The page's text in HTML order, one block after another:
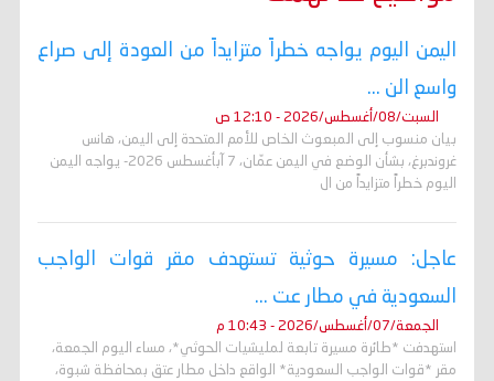
اليمن اليوم يواجه خطراً متزايداً من العودة إلى صراع
واسع الن ...
السبت/08/أغسطس/2026 - 12:10 ص
بيان منسوب إلى المبعوث الخاص للأمم المتحدة إلى اليمن، هانس
غروندبرغ، بشأن الوضع في اليمن عمّان، 7 آبأغسطس 2026- يواجه اليمن
اليوم خطراً متزايداً من ال
عاجل: مسيرة حوثية تستهدف مقر قوات الواجب
السعودية في مطار عت ...
الجمعة/07/أغسطس/2026 - 10:43 م
استهدفت *طائرة مسيرة تابعة لمليشيات الحوثي*، مساء اليوم الجمعة،
مقر *قوات الواجب السعودية* الواقع داخل مطار عتق بمحافظة شبوة،